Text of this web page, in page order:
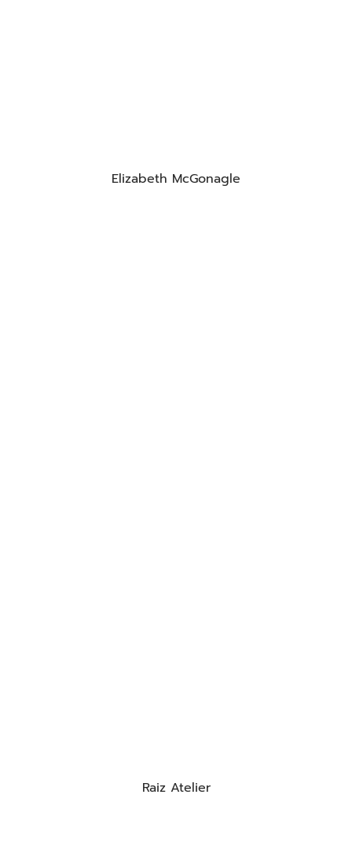
Elizabeth McGonagle
Raiz Atelier